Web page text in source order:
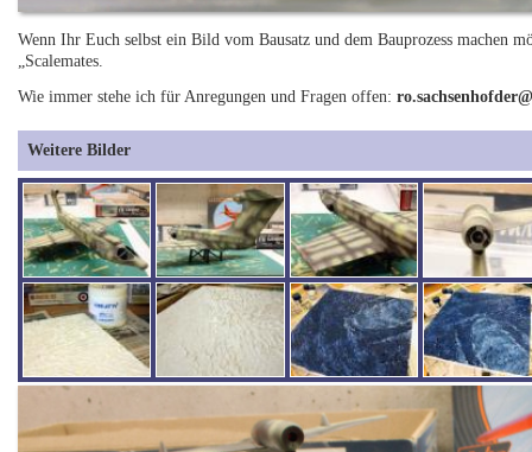
Wenn Ihr Euch selbst ein Bild vom Bausatz und dem Bauprozess machen
„Scalemates.
Wie immer stehe ich für Anregungen und Fragen offen:
Weitere Bilder